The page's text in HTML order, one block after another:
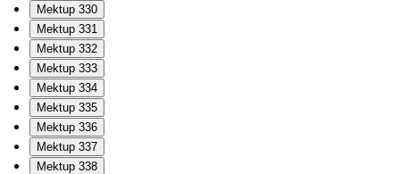
Mektup 330
Mektup 331
Mektup 332
Mektup 333
Mektup 334
Mektup 335
Mektup 336
Mektup 337
Mektup 338